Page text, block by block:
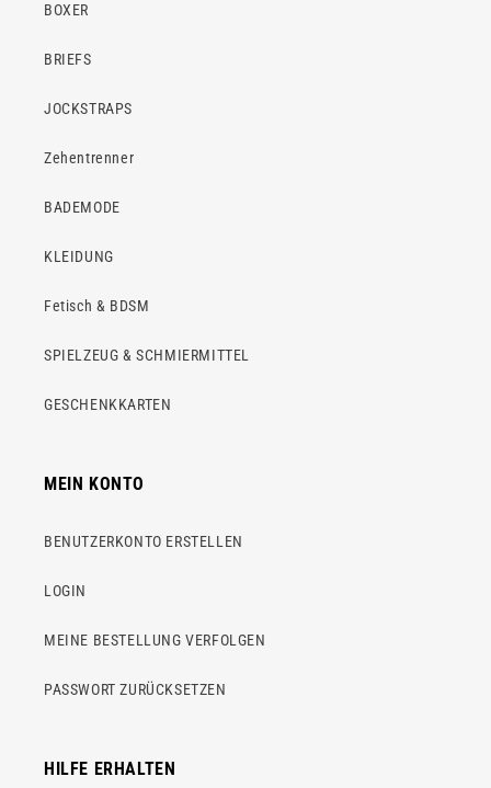
BOXER
BRIEFS
JOCKSTRAPS
Zehentrenner
BADEMODE
KLEIDUNG
Fetisch & BDSM
SPIELZEUG & SCHMIERMITTEL
GESCHENKKARTEN
MEIN KONTO
BENUTZERKONTO ERSTELLEN
LOGIN
MEINE BESTELLUNG VERFOLGEN
PASSWORT ZURÜCKSETZEN
HILFE ERHALTEN